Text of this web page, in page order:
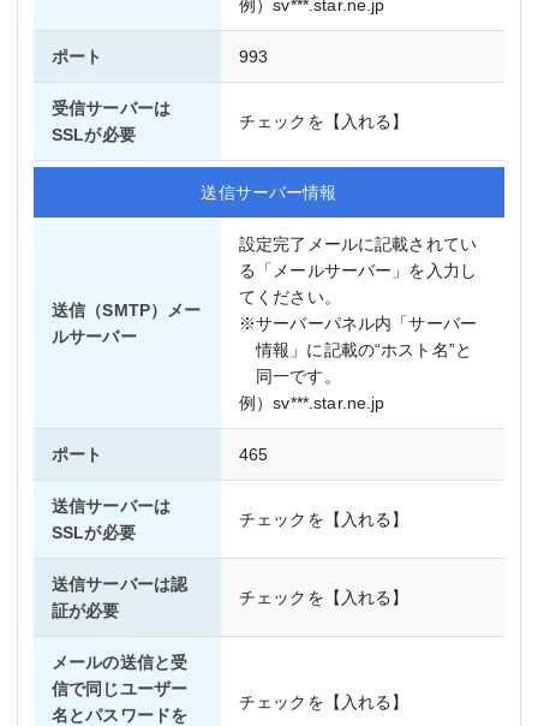
例）sv***.star.ne.jp
ポート 993
受信サーバーは
SSLが必要
チェックを【入れる】
送信サーバー情報
送信（SMTP）メー
ルサーバー
設定完了メールに記載されてい
る「メールサーバー」を入力し
てください。
※サーバーパネル内「サーバー
情報」に記載の“ホスト名”と
同一です。
例）sv***.star.ne.jp
ポート 465
送信サーバーは
SSLが必要
チェックを【入れる】
送信サーバーは認
証が必要
チェックを【入れる】
メールの送信と受
信で同じユーザー
名とパスワードを
チェックを【入れる】